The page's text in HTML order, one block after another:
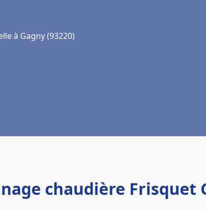
à Gagny (93220)
chaudière Frisquet